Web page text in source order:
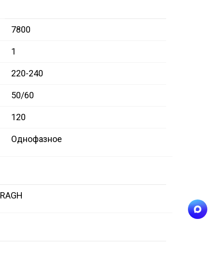
7800
1
220-240
50/60
120
Однофазное